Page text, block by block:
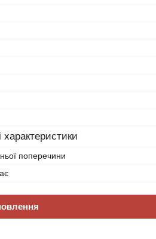
характеристики
поперечини